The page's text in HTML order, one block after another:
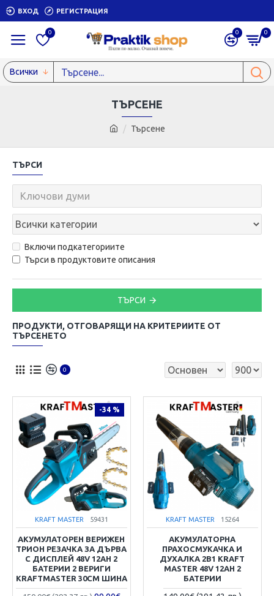
ВХОД РЕГИСТРАЦИЯ
0 0 0
Всички
Търсене
ТЪРСЕНЕ
ТЪРСИ
Включи подкатегориите
Търси в продуктовите описания
ТЪРСИ
ПРОДУКТИ, ОТГОВАРЯЩИ НА КРИТЕРИИТЕ ОТ
ТЪРСЕНЕТО
0
-34 %
KRAFT MASTER 59431
АКУМУЛАТОРЕН ВЕРИЖЕН
ТРИОН РЕЗАЧКА ЗА ДЪРВА
С ДИСПЛЕЙ 48V 12AH 2
БАТЕРИИ 2 ВЕРИГИ
KRAFTMASTER 30СМ ШИНА
KRAFT MASTER 15264
АКУМУЛАТОРНА
ПРАХОСМУКАЧКА И
ДУХАЛКА 2В1 KRAFT
MASTER 48V 12AH 2
БАТЕРИИ